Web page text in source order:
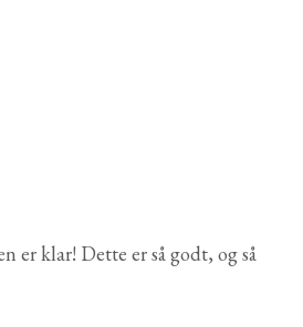
er klar! Dette er så godt, og så